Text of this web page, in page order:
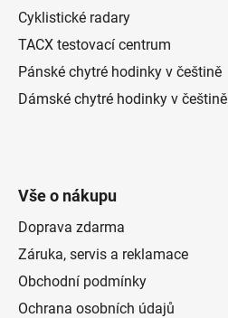
Cyklistické radary
TACX testovací centrum
Pánské chytré hodinky v češtině
Dámské chytré hodinky v češtině
Vše o nákupu
Doprava zdarma
Záruka, servis a reklamace
Obchodní podmínky
Ochrana osobních údajů